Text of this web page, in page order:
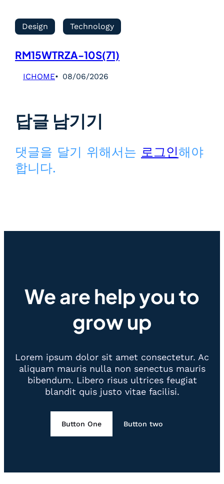
Design Technology
RM15WTRZA-10S(71)
ICHOME 08/06/2026
답글 남기기
댓글을 달기 위해서는 로그인해야
합니다.
We are help you to
grow up
Lorem ipsum dolor sit amet consectetur. Ac
aliquam mauris nulla non senectus mauris
bibendum. Libero risus ultrices feugiat
blandit quis justo vitae facilisi.
Button One Button two